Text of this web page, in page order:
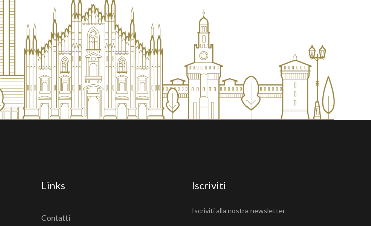
Links
Contatti
Iscriviti
Iscriviti alla nostra newsletter